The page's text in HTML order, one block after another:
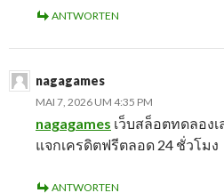
ANTWORTEN
nagagames
MAI 7, 2026 UM 4:35 PM
nagagames เว็บสล็อตทดลอง
แจกเครดิตฟรีตลอด 24 ชั่วโมง
ANTWORTEN